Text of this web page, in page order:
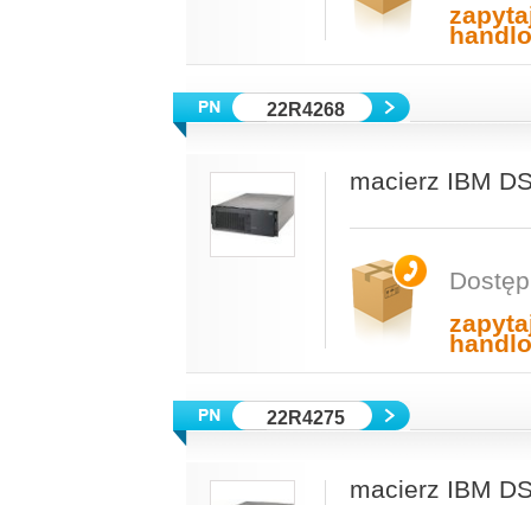
22R4268
macierz IBM
22R4275
macierz IBM